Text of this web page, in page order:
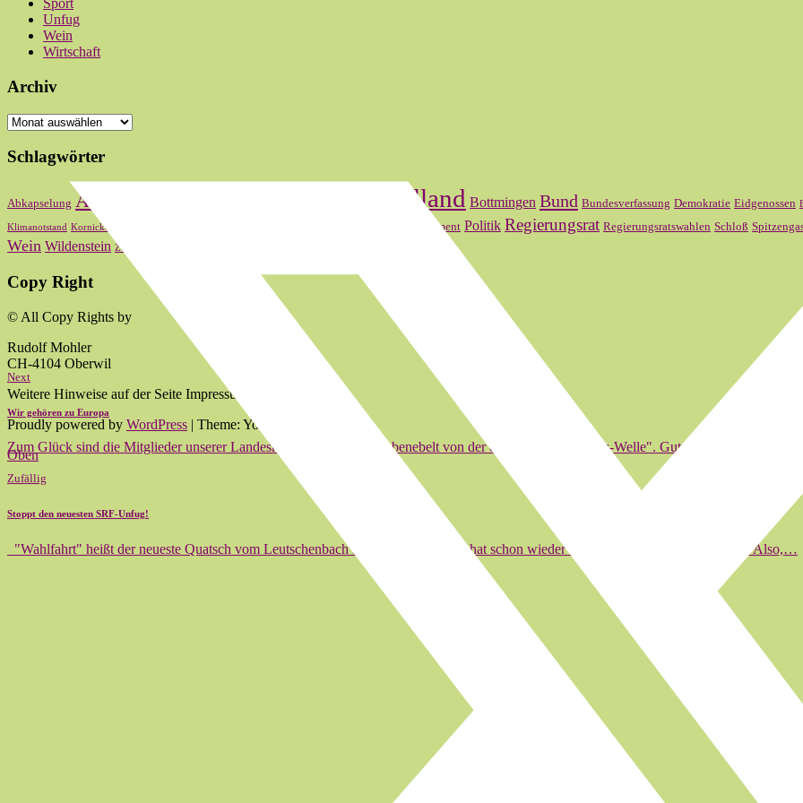
Sport
Unfug
Wein
Wirtschaft
Archiv
Archiv
Schlagwörter
Abkapselung Abstimmung Baselland Bottmingen Bund Bundesverfassung Demokratie Eidgenossen
Klimanotstand Kornicker Parlament Politik Regierungsrat Regierungsratswahlen Schloß
Wein Wildenstein Zum 2020
Copy Right
© All Copy Rights by
Rudolf Mohler
CH-4104 Oberwil
Weitere Hinweise auf der Seite Impressum.
Proudly powered by WordPress | Theme: Yoko von
Oben
Next
Wir gehören zu Europa
Zum Glück sind die Mitglieder unserer Landesregierung noch nicht benebelt von der derzeitigen "Schweiz-Welle". Gut, ein Teil davon
Zufällig
Stoppt den neuesten SRF-Unfug!
"Wahlfahrt" heißt der neueste Quatsch vom Leutschenbach Das Fernsehen SRF hat schon wieder einen Unfug in die Welt gesetzt. Also,…